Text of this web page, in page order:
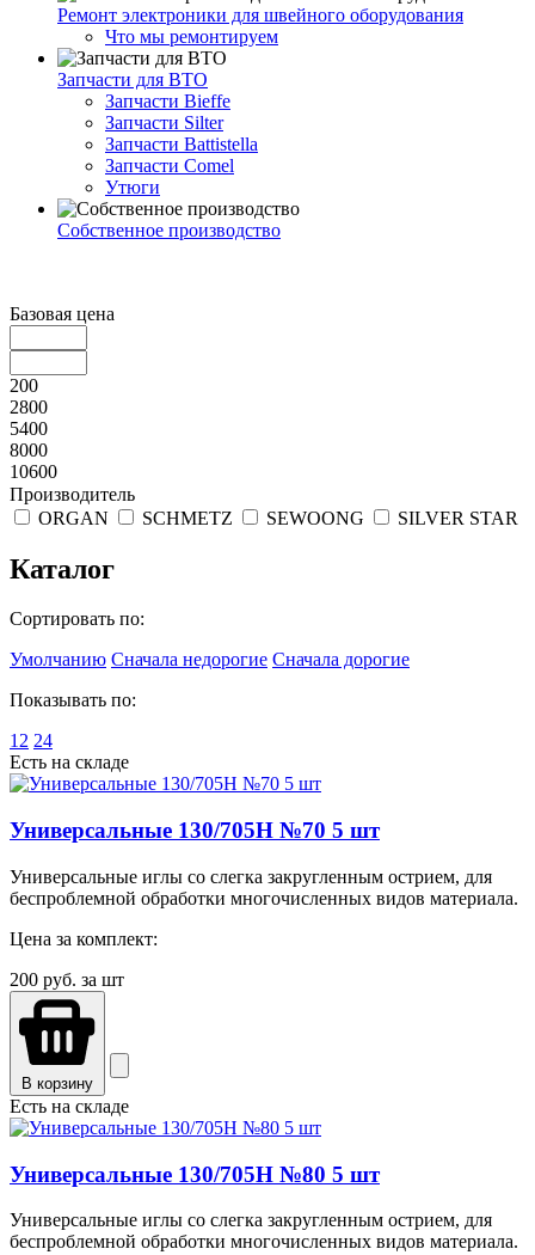
Ремонт электроники для швейного оборудования
Что мы ремонтируем
Запчасти для ВТО
Запчасти Bieffe
Запчасти Silter
Запчасти Battistella
Запчасти Comel
Утюги
Собственное производство
Базовая цена
200
2800
5400
8000
10600
Производитель
ORGAN
SCHMETZ SEWOONG SILVER STAR
Каталог
Сортировать по:
Умолчанию Сначала недорогие Сначала дорогие
Показывать по:
12 24
Есть на складе
Универсальные 130/705H №70 5 шт
Универсальные иглы со слегка закругленным острием, для
беспроблемной обработки многочисленных видов материала.
Цена за комплект:
200 руб. за шт
В корзину
Есть на складе
Универсальные 130/705H №80 5 шт
Универсальные иглы со слегка закругленным острием, для
беспроблемной обработки многочисленных видов материала.